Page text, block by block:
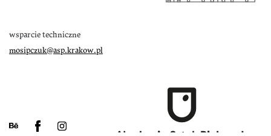
wsparcie techniczne
mosipczuk@asp.krakow.pl